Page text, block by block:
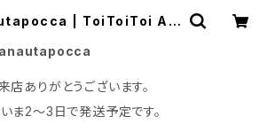
| ToiToiToi Ap
店ありがとうございます。
ま2〜3日で発送予定です。